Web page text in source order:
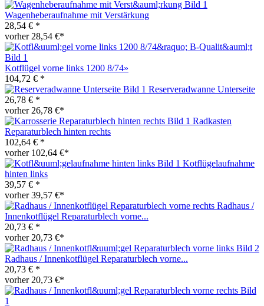
Wagenheberaufnahme mit Verstärkung
28,54 € *
vorher 28,54 €*
Kotflügel vorne links 1200 8/74»
104,72 € *
Reserveradwanne Unterseite
26,78 € *
vorher 26,78 €*
Radkasten
Reparaturblech hinten rechts
102,64 € *
vorher 102,64 €*
Kotflügelaufnahme
hinten links
39,57 € *
vorher 39,57 €*
Radhaus /
Innenkotflügel Reparaturblech vorne...
20,73 € *
vorher 20,73 €*
Radhaus / Innenkotflügel Reparaturblech vorne...
20,73 € *
vorher 20,73 €*